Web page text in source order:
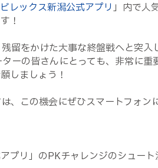
レックス新潟公式アプリ」内で人
！
をかけた大事な終盤戦へと突入
ーの皆さんにとっても、非常に重
しましょう！
、この機会にぜひスマートフォン
プリ」のPKチャレンジのシュート